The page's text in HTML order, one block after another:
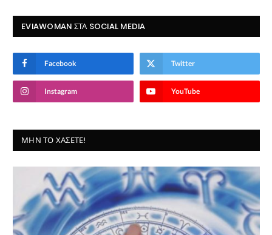
EVIAWOMAN ΣΤΑ SOCIAL MEDIA
Facebook Twitter
Instagram YouTube
ΜΗΝ ΤΟ ΧΆΣΕΤΕ!